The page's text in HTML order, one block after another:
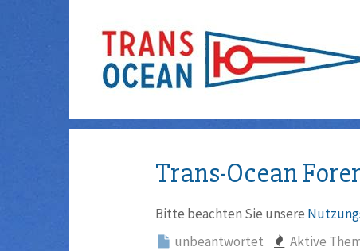
Trans-Ocean
Bitte beachten Sie unsere
unbeantwortet
Aktive